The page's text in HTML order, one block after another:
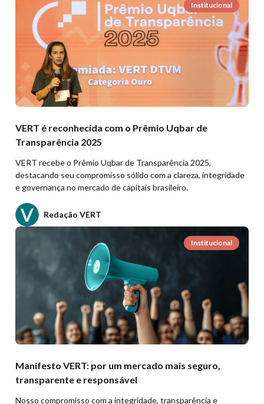
Institucional
VERT é reconhecida com o Prêmio Uqbar de
Transparência 2025
VERT recebe o Prêmio Uqbar de Transparência 2025,
destacando seu compromisso sólido com a clareza, integridade
e governança no mercado de capitais brasileiro.
Redação VERT
Institucional
Manifesto VERT: por um mercado mais seguro,
transparente e responsável
Nosso compromisso com a integridade, transparência e